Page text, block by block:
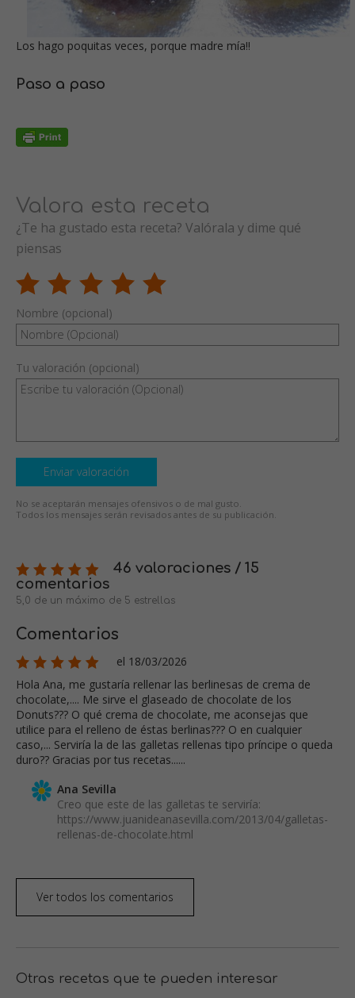
Los hago poquitas veces, porque madre mía!!
Paso a paso
Valora esta receta
¿Te ha gustado esta receta? Valórala y dime qué
piensas
Nombre (opcional)
Tu valoración (opcional)
Enviar valoración
No se aceptarán mensajes ofensivos o de mal gusto.
Todos los mensajes serán revisados antes de su publicación.
46 valoraciones / 15
comentarios
5,0 de un máximo de 5 estrellas
Comentarios
el 18/03/2026
Hola Ana, me gustaría rellenar las berlinesas de crema de
chocolate,.... Me sirve el glaseado de chocolate de los
Donuts??? O qué crema de chocolate, me aconsejas que
utilice para el relleno de éstas berlinas??? O en cualquier
caso,... Serviría la de las galletas rellenas tipo príncipe o queda
duro?? Gracias por tus recetas......
Ana Sevilla
Creo que este de las galletas te serviría:
https://www.juanideanasevilla.com/2013/04/galletas-
rellenas-de-chocolate.html
Ver todos los comentarios
Otras recetas que te pueden interesar